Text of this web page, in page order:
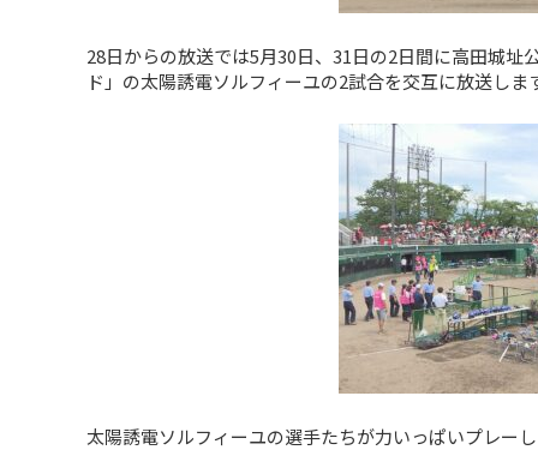
28日からの放送では5月30日、31日の2日間に高田城址
ド」の太陽誘電ソルフィーユの2試合を交互に放送しま
太陽誘電ソルフィーユの選手たちが力いっぱいプレー